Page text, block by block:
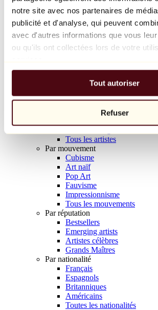
notre site avec nos partenaires de
publicité et d'analyse, qui peuvent
avec d'autres informations que vous
ou qu'ils ont collectées lors de votre
Tout autoriser
Refuser
Balloon Dog (Orange)
Jeff Koons
10 000 €
Parcourir
Tous les sculpteurs
Tous les photographes
Tous les artistes
Par mouvement
Cubisme
Art naïf
Pop Art
Fauvisme
Impressionnisme
Tous les mouvements
Par réputation
Bestsellers
Emerging artists
Artistes célèbres
Grands Maîtres
Par nationalité
Français
Espagnols
Britanniques
Américains
Toutes les nationalités